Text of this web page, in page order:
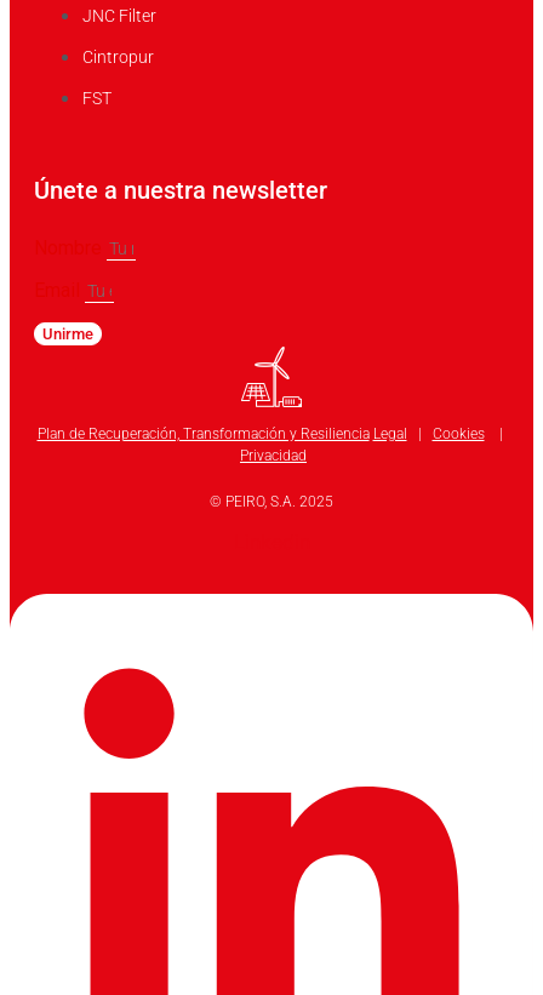
JNC Filter
Cintropur
FST
Únete a nuestra newsletter
Unirme
Plan de Recuperación, Transformación y Resiliencia Legal Cookies|
Privacidad
© PEIRO, S.A. 2025